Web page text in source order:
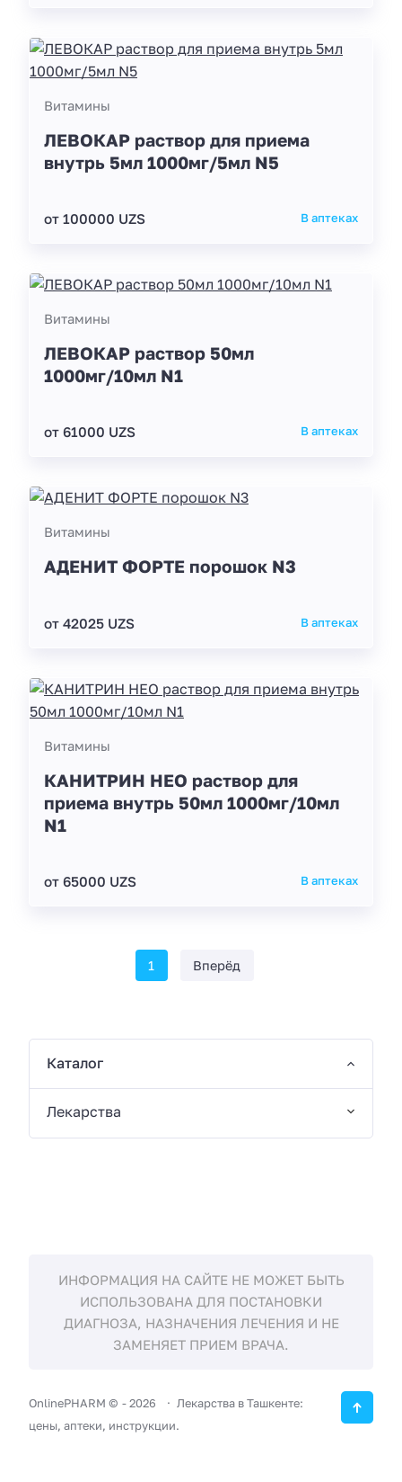
Витамины
ЛЕВОКАР раствор для приема
внутрь 5мл 1000мг/5мл N5
от 100000 UZS В аптеках
Витамины
ЛЕВОКАР раствор 50мл
1000мг/10мл N1
от 61000 UZS В аптеках
Витамины
АДЕНИТ ФОРТЕ порошок N3
от 42025 UZS В аптеках
Витамины
КАНИТРИН НЕО раствор для
приема внутрь 50мл 1000мг/10мл
N1
от 65000 UZS В аптеках
1 Вперёд
Каталог
Лекарства
ИНФОРМАЦИЯ НА САЙТЕ НЕ МОЖЕТ БЫТЬ
ИСПОЛЬЗОВАНА ДЛЯ ПОСТАНОВКИ
ДИАГНОЗА, НАЗНАЧЕНИЯ ЛЕЧЕНИЯ И НЕ
ЗАМЕНЯЕТ ПРИЕМ ВРАЧА.
OnlinePHARM © -2026
Лекарства в Ташкенте:
цены, аптеки, инструкции.